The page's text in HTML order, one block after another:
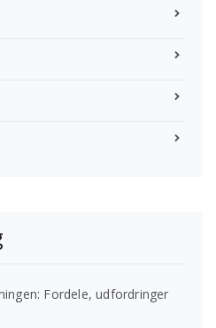
Fordele, udfordringer